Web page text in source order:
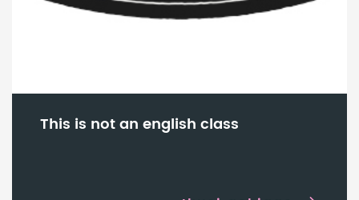
This is not an english class